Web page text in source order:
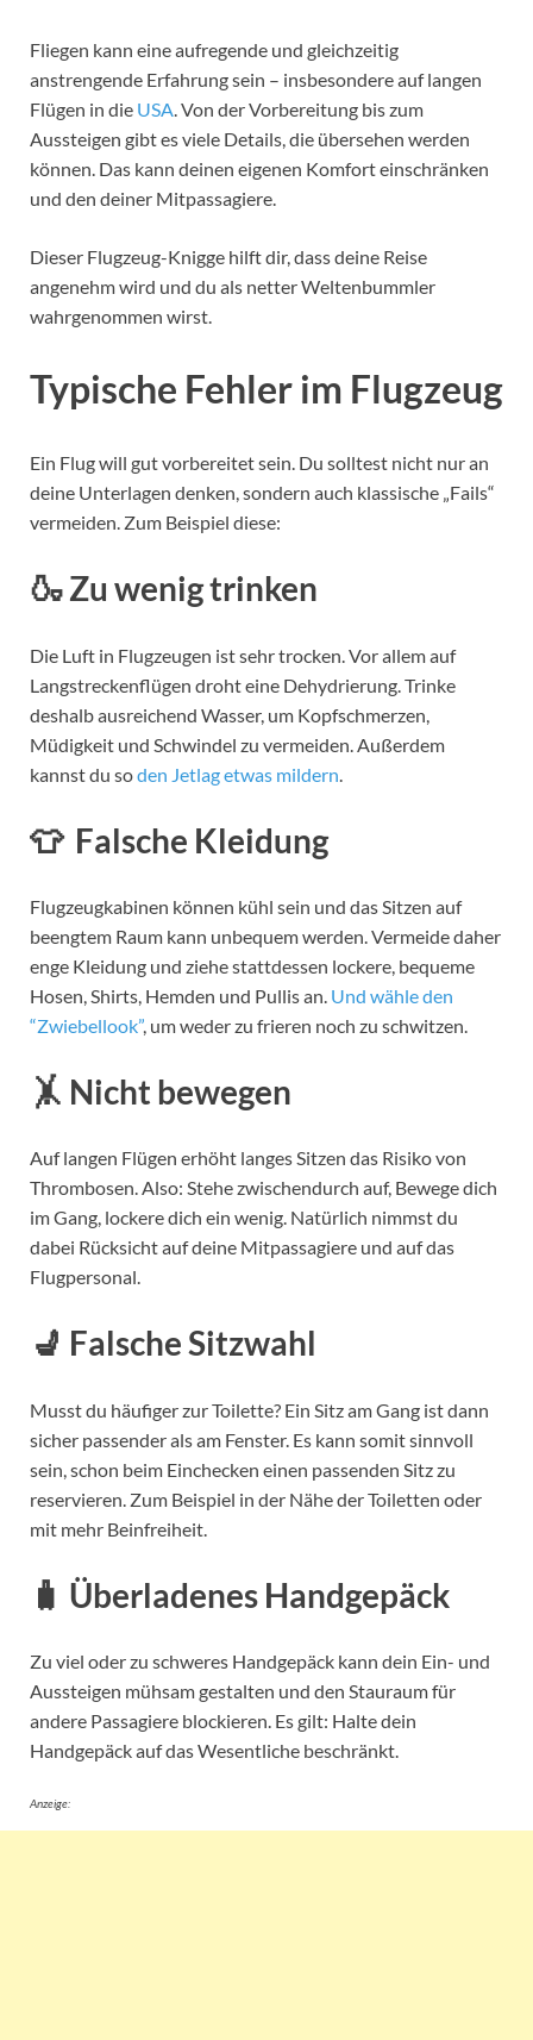
Fliegen kann eine aufregende und gleichzeitig
anstrengende Erfahrung sein – insbesondere auf langen
Flügen in die USA . Von der Vorbereitung bis zum
Aussteigen gibt es viele Details, die übersehen werden
können. Das kann deinen eigenen Komfort einschränken
und den deiner Mitpassagiere.
Dieser Flugzeug-Knigge hilft dir, dass deine Reise
angenehm wird und du als netter Weltenbummler
wahrgenommen wirst.
Typische Fehler im Flugzeug
Ein Flug will gut vorbereitet sein. Du solltest nicht nur an
deine Unterlagen denken, sondern auch klassische „Fails“
vermeiden. Zum Beispiel diese:
🍶 Zu wenig trinken
Die Luft in Flugzeugen ist sehr trocken. Vor allem auf
Langstreckenflügen droht eine Dehydrierung. Trinke
deshalb ausreichend Wasser, um Kopfschmerzen,
Müdigkeit und Schwindel zu vermeiden. Außerdem
kannst du soden Jetlag etwas mildern
👕 Falsche Kleidung
Flugzeugkabinen können kühl sein und das Sitzen auf
beengtem Raum kann unbequem werden. Vermeide daher
enge Kleidung und ziehe stattdessen lockere, bequeme
Hosen, Shirts, Hemden und Pullis an. Und wähle den
“Zwiebellook”, um weder zu frieren noch zu schwitzen.
🤸 Nicht bewegen
Auf langen Flügen erhöht langes Sitzen das Risiko von
Thrombosen. Also: Stehe zwischendurch auf, Bewege dich
im Gang, lockere dich ein wenig. Natürlich nimmst du
dabei Rücksicht auf deine Mitpassagiere und auf das
Flugpersonal.
💺 Falsche Sitzwahl
Musst du häufiger zur Toilette? Ein Sitz am Gang ist dann
sicher passender als am Fenster. Es kann somit sinnvoll
sein, schon beim Einchecken einen passenden Sitz zu
reservieren. Zum Beispiel in der Nähe der Toiletten oder
mit mehr Beinfreiheit.
🧳 Überladenes Handgepäck
Zu viel oder zu schweres Handgepäck kann dein Ein- und
Aussteigen mühsam gestalten und den Stauraum für
andere Passagiere blockieren. Es gilt: Halte dein
Handgepäck auf das Wesentliche beschränkt.
Anzeige: